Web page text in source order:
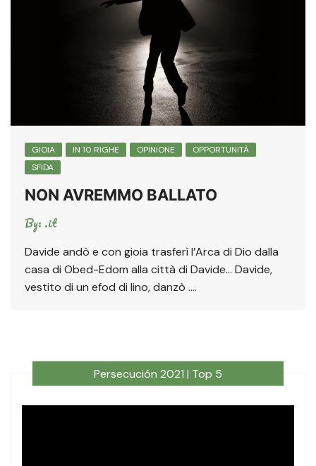
GIOIA IN 10 RIGHE OPINIONE
OPPORTUNITÀ
SFIDA
NON AVREMMO BALLATO
By: .it
Davide andò e con gioia trasferì l’Arca di Dio dalla
casa di Obed-Edom alla città di Davide… Davide,
vestito di un efod di lino, danzò ….
Persecución 2021 | Top 5